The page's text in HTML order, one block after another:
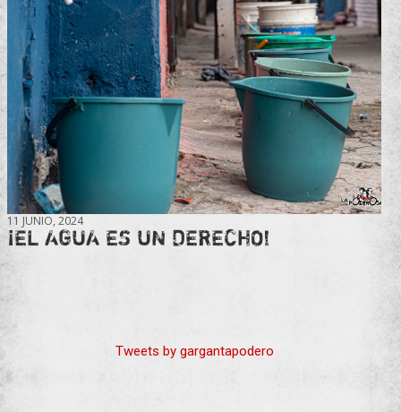
11 JUNIO, 2024
¡EL AGUA ES UN DERECHO!
Tweets by gargantapodero